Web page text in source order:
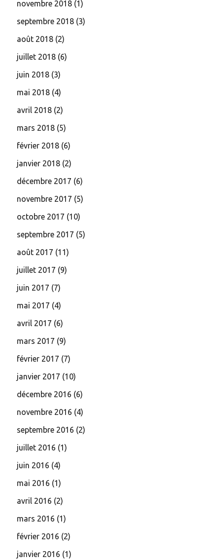
novembre 2018 (1)
septembre 2018 (3)
août 2018 (2)
juillet 2018 (6)
juin 2018 (3)
mai 2018 (4)
avril 2018 (2)
mars 2018 (5)
février 2018 (6)
janvier 2018 (2)
décembre 2017 (6)
novembre 2017 (5)
octobre 2017 (10)
septembre 2017 (5)
août 2017 (11)
juillet 2017 (9)
juin 2017 (7)
mai 2017 (4)
avril 2017 (6)
mars 2017 (9)
février 2017 (7)
janvier 2017 (10)
décembre 2016 (6)
novembre 2016 (4)
septembre 2016 (2)
juillet 2016 (1)
juin 2016 (4)
mai 2016 (1)
avril 2016 (2)
mars 2016 (1)
février 2016 (2)
janvier 2016 (1)